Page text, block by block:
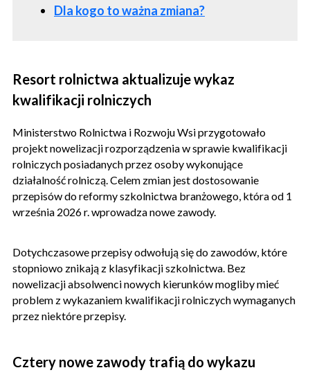
Dla kogo to ważna zmiana?
Resort rolnictwa aktualizuje wykaz
kwalifikacji rolniczych
Ministerstwo Rolnictwa i Rozwoju Wsi przygotowało
projekt nowelizacji rozporządzenia w sprawie kwalifikacji
rolniczych posiadanych przez osoby wykonujące
działalność rolniczą. Celem zmian jest dostosowanie
przepisów do reformy szkolnictwa branżowego, która od 1
września 2026 r. wprowadza nowe zawody.
Dotychczasowe przepisy odwołują się do zawodów, które
stopniowo znikają z klasyfikacji szkolnictwa. Bez
nowelizacji absolwenci nowych kierunków mogliby mieć
problem z wykazaniem kwalifikacji rolniczych wymaganych
przez niektóre przepisy.
Cztery nowe zawody trafią do wykazu